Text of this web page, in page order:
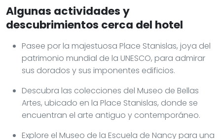
Algunas actividades y
descubrimientos cerca del hotel
Pasee por la majestuosa Place Stanislas, joya del
patrimonio mundial de la UNESCO, para admirar
sus dorados y sus imponentes edificios.
Descubra las colecciones del Museo de Bellas
Artes, ubicado en la Place Stanislas, donde se
encuentran el arte antiguo y contemporáneo.
Explore el Museo de la Escuela de Nancy para una